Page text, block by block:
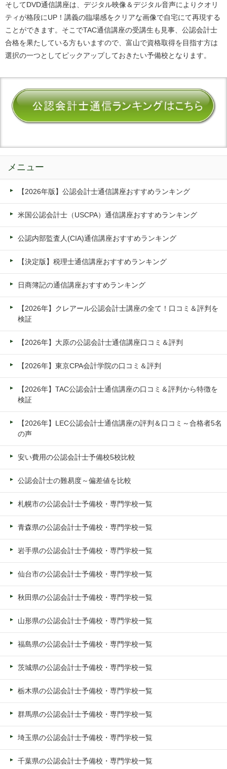
そしてDVD通信講座は、デジタル映像＆デジタル音声によりクオリ
ティが格段にUP！講義の臨場感をクリアな画像で自宅にて再現する
ことができます。そこでTAC通信講座の受講生も見事、公認会計士
合格を果たしている方もいますので、富山で資格取得を目指す方は
選択の一つとしてピックアップしておきたい予備校となります。
メニュー
【2026年版】公認会計士通信講座おすすめランキング
米国公認会計士（USCPA）通信講座おすすめランキング
公認内部監査人(CIA)通信講座おすすめランキング
【決定版】税理士通信講座おすすめランキング
日商簿記の通信講座おすすめランキング
【2026年】クレアール公認会計士講座の全て！口コミ＆評判を
検証
【2026年】大原の公認会計士通信講座口コミ＆評判
【2026年】東京CPA会計学院の口コミ＆評判
【2026年】TAC公認会計士通信講座の口コミ＆評判から特徴を
検証
【2026年】LEC公認会計士通信講座の評判＆口コミ～合格者5名
の声
安い費用の公認会計士予備校5校比較
公認会計士の難易度～偏差値を比較
札幌市の公認会計士予備校・専門学校一覧
青森県の公認会計士予備校・専門学校一覧
岩手県の公認会計士予備校・専門学校一覧
仙台市の公認会計士予備校・専門学校一覧
秋田県の公認会計士予備校・専門学校一覧
山形県の公認会計士予備校・専門学校一覧
福島県の公認会計士予備校・専門学校一覧
茨城県の公認会計士予備校・専門学校一覧
栃木県の公認会計士予備校・専門学校一覧
群馬県の公認会計士予備校・専門学校一覧
埼玉県の公認会計士予備校・専門学校一覧
千葉県の公認会計士予備校・専門学校一覧